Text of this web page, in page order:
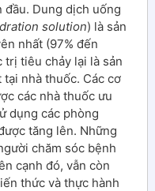
đầu. Dung dịch uống
solution) là sản
nhất (97% đến
trị tiêu chảy lại là sản
nhà thuốc. Các cơ
các nhà thuốc ưu
dụng các phòng
tăng lên. Những
chăm sóc bệnh
cạnh đó, vẫn còn
thức và thực hành